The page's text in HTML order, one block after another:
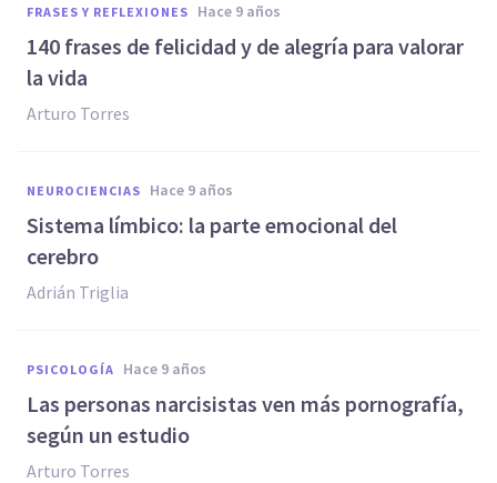
FRASES Y REFLEXIONES hace 9 años
140 frases de felicidad y de alegría para valorar
la vida
Arturo Torres
NEUROCIENCIAS hace 9 años
Sistema límbico: la parte emocional del
cerebro
Adrián Triglia
PSICOLOGÍA hace 9 años
​Las personas narcisistas ven más pornografía,
según un estudio
Arturo Torres